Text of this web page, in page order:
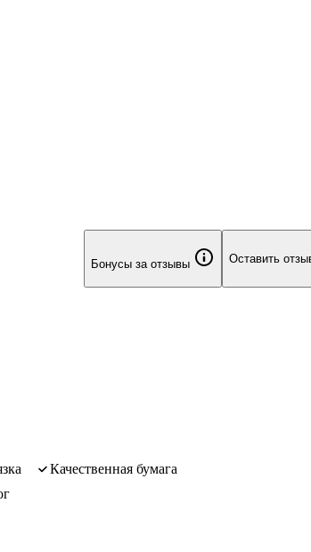
Бонусы за отзывы Оставить
качественная бумага